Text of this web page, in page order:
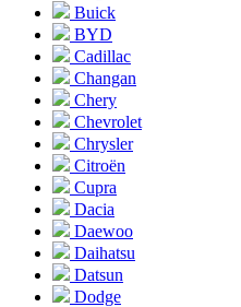
Buick
BYD
Cadillac
Changan
Chery
Chevrolet
Chrysler
Citroën
Cupra
Dacia
Daewoo
Daihatsu
Datsun
Dodge